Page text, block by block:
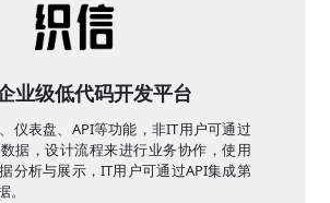
业级低代码开发平台
仪表盘、API等功能，非IT用户可通过
据，设计流程来进行业务协作，使用
分析与展示，IT用户可通过API集成第